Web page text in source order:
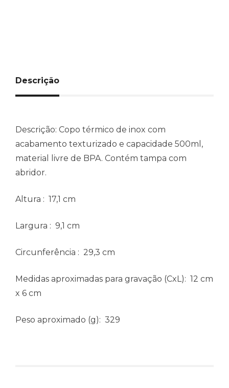
Descrição
Descrição: Copo térmico de inox com
acabamento texturizado e capacidade 500ml,
material livre de BPA. Contém tampa com
abridor.
Altura : 17,1 cm
Largura : 9,1 cm
Circunferência : 29,3 cm
Medidas aproximadas para gravação (CxL): 12 cm
x 6 cm
Peso aproximado (g): 329